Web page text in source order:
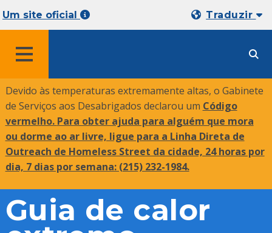
Um site oficial Traduzir
Devido às temperaturas extremamente altas, o Gabinete
de Serviços aos Desabrigados declarou um Código
vermelho. Para obter ajuda para alguém que mora
ou dorme ao ar livre, ligue para a Linha Direta de
Outreach de Homeless Street da cidade, 24 horas por
dia, 7 dias por semana: (215) 232-1984.
Guia de calor